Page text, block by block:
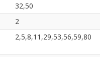
32,50
2
2,5,8,11,29,53,56,59,80